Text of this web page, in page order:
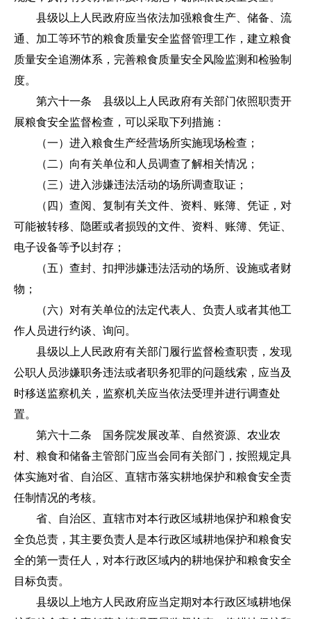
县级以上人民政府应当依法加强粮食生产、储备、流
通、加工等环节的粮食质量安全监督管理工作，建立粮食
质量安全追溯体系，完善粮食质量安全风险监测和检验制
度。
第六十一条 县级以上人民政府有关部门依照职责开
展粮食安全监督检查，可以采取下列措施：
（一）进入粮食生产经营场所实施现场检查；
（二）向有关单位和人员调查了解相关情况；
（三）进入涉嫌违法活动的场所调查取证；
（四）查阅、复制有关文件、资料、账簿、凭证，对
可能被转移、隐匿或者损毁的文件、资料、账簿、凭证、
电子设备等予以封存；
（五）查封、扣押涉嫌违法活动的场所、设施或者财
物；
（六）对有关单位的法定代表人、负责人或者其他工
作人员进行约谈、询问。
县级以上人民政府有关部门履行监督检查职责，发现
公职人员涉嫌职务违法或者职务犯罪的问题线索，应当及
时移送监察机关，监察机关应当依法受理并进行调查处
置。
第六十二条 国务院发展改革、自然资源、农业农
村、粮食和储备主管部门应当会同有关部门，按照规定具
体实施对省、自治区、直辖市落实耕地保护和粮食安全责
任制情况的考核。
省、自治区、直辖市对本行政区域耕地保护和粮食安
全负总责，其主要负责人是本行政区域耕地保护和粮食安
全的第一责任人，对本行政区域内的耕地保护和粮食安全
目标负责。
县级以上地方人民政府应当定期对本行政区域耕地保